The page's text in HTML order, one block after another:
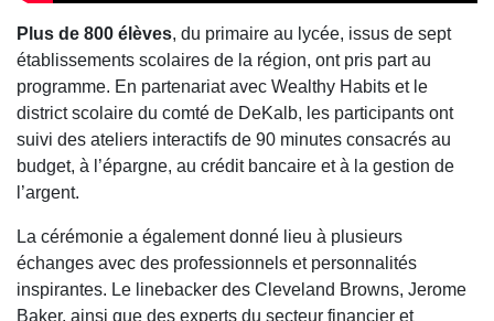
Plus de 800 élèves, du primaire au lycée, issus de sept
établissements scolaires de la région, ont pris part au
programme. En partenariat avec Wealthy Habits et le
district scolaire du comté de DeKalb, les participants ont
suivi des ateliers interactifs de 90 minutes consacrés au
budget, à l’épargne, au crédit bancaire et à la gestion de
l’argent.
La cérémonie a également donné lieu à plusieurs
échanges avec des professionnels et personnalités
inspirantes. Le linebacker des Cleveland Browns, Jerome
Baker, ainsi que des experts du secteur financier et